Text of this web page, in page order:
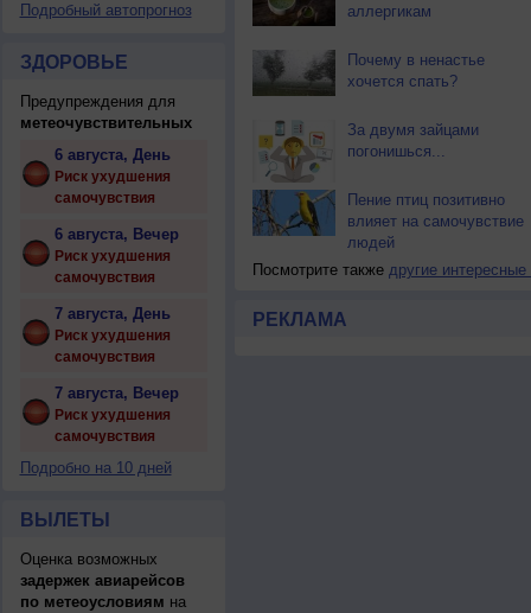
Подробный автопрогноз
ЗДОРОВЬЕ
Предупреждения для
метеочувствительных
6 августа, День
Риск ухудшения
самочувствия
6 августа, Вечер
Риск ухудшения
самочувствия
7 августа, День
Риск ухудшения
самочувствия
7 августа, Вечер
Риск ухудшения
самочувствия
Подробно на 10 дней
ВЫЛЕТЫ
Оценка возможных
задержек авиарейсов
по метеоусловиям на
аллергикам
Почему в ненастье
хочется спать?
За двумя зайцами
погонишься...
Пение птиц позитивно
влияет на самочувствие
людей
Посмотрите также другие интересные
РЕКЛАМА